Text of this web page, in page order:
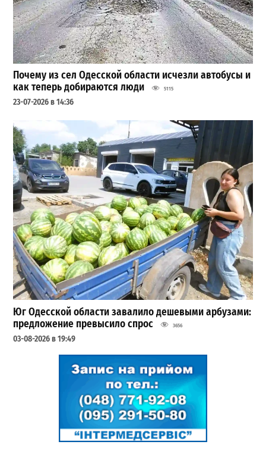
Почему из сел Одесской области исчезли автобусы и
как теперь добираются люди
5115
23-07-2026 в 14:36
Юг Одесской области завалило дешевыми арбузами:
предложение превысило спрос
3656
03-08-2026 в 19:49